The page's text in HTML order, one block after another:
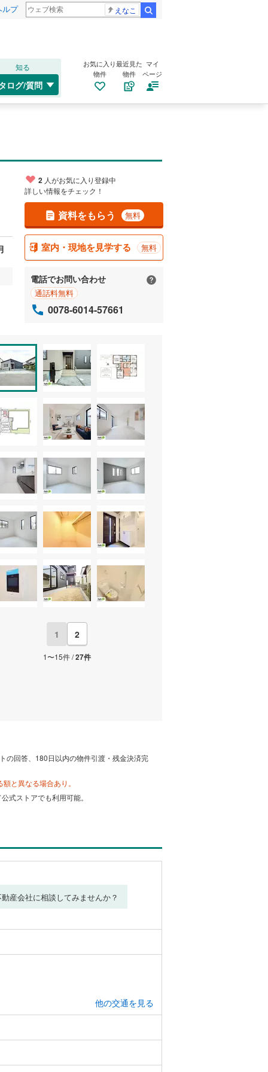
ルプ えなこ
知る
ログ/質問
お気に入り
物件
最近見た
物件
マイ
ページ
2 人がお気に入り登録中
詳しい情報をチェック！
資料をもらう 無料
室内・現地を見学する 無料
電話でお問い合わせ
通話料無料
0078-6014-57661
1 2
1〜15件 /27件
の回答、180日以内の物件引渡・残金決済完
と異なる場合あり。
式ストアでも利用可能。
産会社に相談してみませんか？
他の交通を見る